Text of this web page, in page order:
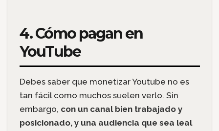
4. Cómo pagan en
YouTube
Debes saber que monetizar Youtube no es
tan fácil como muchos suelen verlo. Sin
embargo, con un canal bien trabajado y
posicionado, y una audiencia que sea leal